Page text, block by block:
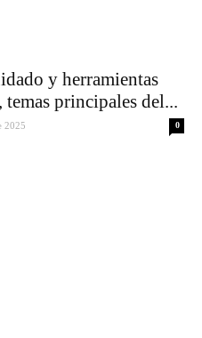
y herramientas
principales del...
2025 0